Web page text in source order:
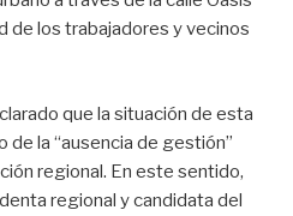
de los trabajadores y vecinos
que la situación de esta
de la “ausencia de gestión”
regional. En este sentido,
regional y candidata del